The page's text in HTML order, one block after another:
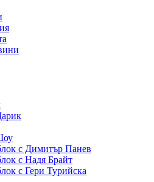
с Димитър Панев
с Надя Брайт
с Гери Турийска